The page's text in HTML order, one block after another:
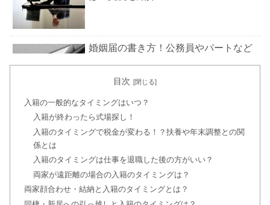
婚姻届の書き方！公務員やパートなど
両親に結婚の挨拶をする時のレストラ
ンはどこがいい?
結納金はなしでもOK?その意味と割合
は?
目次
入籍の一般的なタイミングはいつ？
入籍が終わったら式場探し！
入籍のタイミングで税金が変わる！？扶養や年末調整との関
係とは
入籍のタイミングは仕事を退職した後の方がいい？
両家が遠距離の場合の入籍のタイミングは？
両家顔合わせ・結納と入籍のタイミングとは？